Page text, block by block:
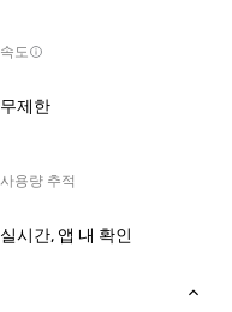
속도
무제한
사용량 추적
실시간, 앱 내 확인